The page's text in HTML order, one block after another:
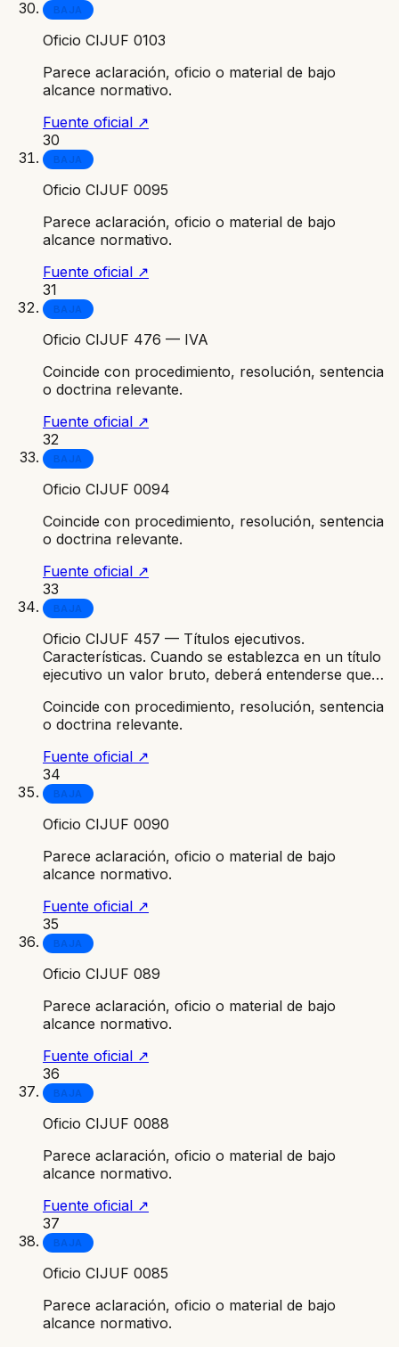
BAJA
Oficio CIJUF 0103
Parece aclaración, oficio o material de bajo
alcance normativo.
Fuente oficial ↗
30
BAJA
Oficio CIJUF 0095
Parece aclaración, oficio o material de bajo
alcance normativo.
Fuente oficial ↗
31
BAJA
Oficio CIJUF 476 — IVA
Coincide con procedimiento, resolución, sentencia
o doctrina relevante.
Fuente oficial ↗
32
BAJA
Oficio CIJUF 0094
Coincide con procedimiento, resolución, sentencia
o doctrina relevante.
Fuente oficial ↗
33
BAJA
Oficio CIJUF 457 — Títulos ejecutivos.
Características. Cuando se establezca en un título
ejecutivo un valor bruto, deberá entenderse que…
Coincide con procedimiento, resolución, sentencia
o doctrina relevante.
Fuente oficial ↗
34
BAJA
Oficio CIJUF 0090
Parece aclaración, oficio o material de bajo
alcance normativo.
Fuente oficial ↗
35
BAJA
Oficio CIJUF 089
Parece aclaración, oficio o material de bajo
alcance normativo.
Fuente oficial ↗
36
BAJA
Oficio CIJUF 0088
Parece aclaración, oficio o material de bajo
alcance normativo.
Fuente oficial ↗
37
BAJA
Oficio CIJUF 0085
Parece aclaración, oficio o material de bajo
alcance normativo.